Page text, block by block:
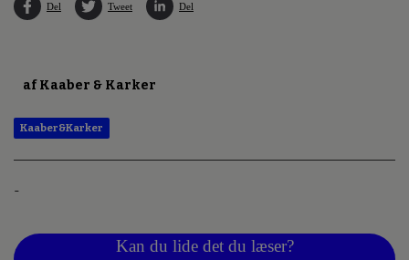
Del Tweet Del
af Kaaber & Karker
Kaaber&Karker
-
Kan du lide det du læser?